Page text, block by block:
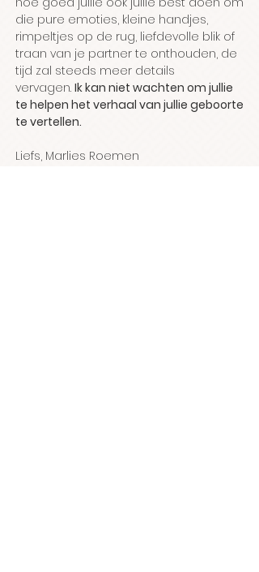
die pure emoties, kleine handjes,
rimpeltjes op de rug, liefdevolle blik of
traan van je partner te onthouden, de
tijd zal steeds meer details
vervagen. Ik kan niet wachten om jullie
te helpen het verhaal van jullie geboorte
te vertellen.
Liefs, Marlies Roemen